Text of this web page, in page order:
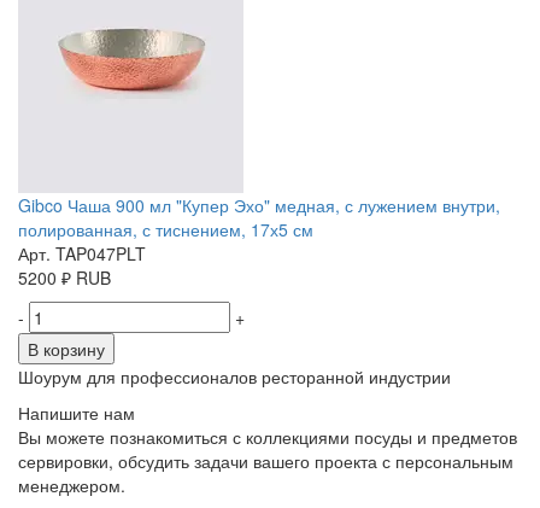
Gibco Чаша 900 мл "Купер Эхо" медная, с лужением внутри,
полированная, с тиснением, 17х5 см
Арт. TAP047PLT
5200 ₽ RUB
-
+
В корзину
Шоурум для профессионалов ресторанной индустрии
Напишите нам
Вы можете познакомиться с коллекциями посуды и предметов
сервировки, обсудить задачи вашего проекта с персональным
менеджером.